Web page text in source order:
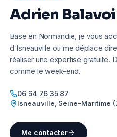
Adrien
Basé en Normandie, je vous
d'Isneauville ou me déplace
réaliser une expertise gratuite.
comme le week-end.
06 64 76 35 87
Isneauville Seine-Maritime
Me contacter